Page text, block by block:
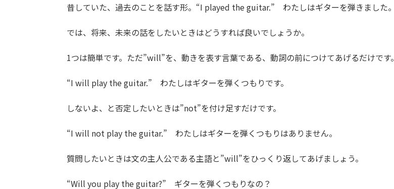
昔していた、過去のことを話す形。“I played the guitar.” わたしはギターを弾きました。
では、将来、未来の話をしたいときはどうすれば良いでしょうか。
1つは簡単です。ただ”will”を、動きを表す言葉である、動詞の前につけてあげるだけです。
“I will play the guitar.” わたしはギターを弾くつもりです。
しないよ、と否定したいときは”not”を付け足すだけです。
“I will not play the guitar.” わたしはギターを弾くつもりはありません。
質問したいときは文の主人公である主語と”will”をひっくり返してあげましょう。
“Will you play the guitar?” ギターを弾くつもりなの？